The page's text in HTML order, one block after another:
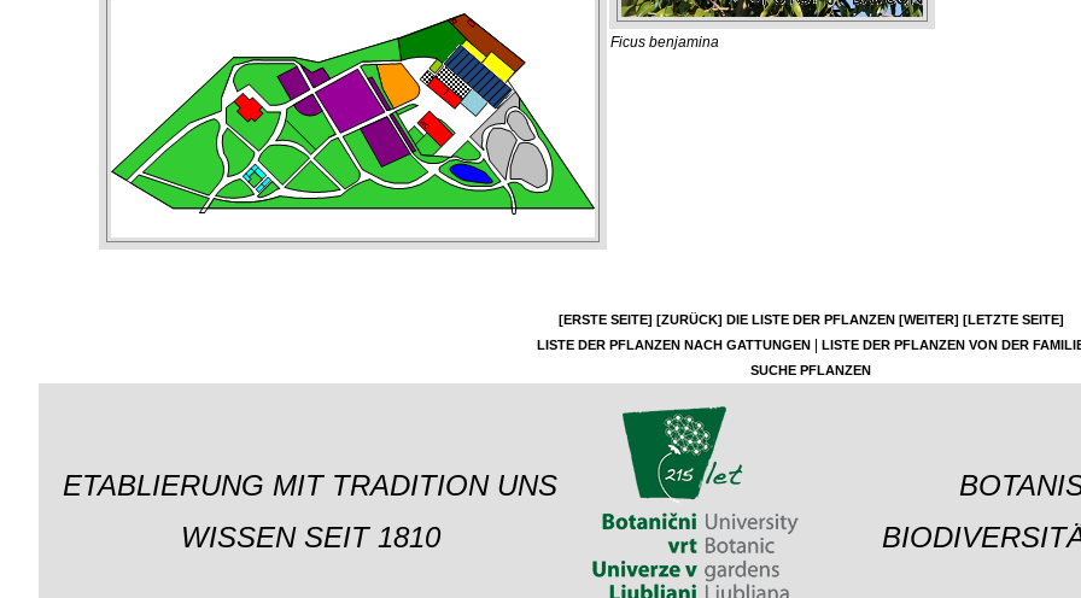
Ficus benjamina
[ERSTE SEITE] [ZURÜCK] DIE LISTE DER PFLANZEN [WEITER] [LETZTE SEITE]
LISTE DER PFLANZEN NACH GATTUNGEN
LISTE DER PFLANZEN VON DER
SUCHE PFLANZEN
ETABLIERUNG MIT TRADITION UNS
WISSEN SEIT 1810